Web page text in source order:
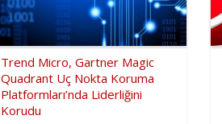
Trend Micro, Gartner Magic
Quadrant Uç Nokta Koruma
Platformları’nda Liderliğini
Korudu